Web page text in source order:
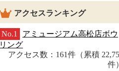
アクセスランキング
No.1
アミュージアム高松店ボウ
リング
アクセス数：161件（累積
件）